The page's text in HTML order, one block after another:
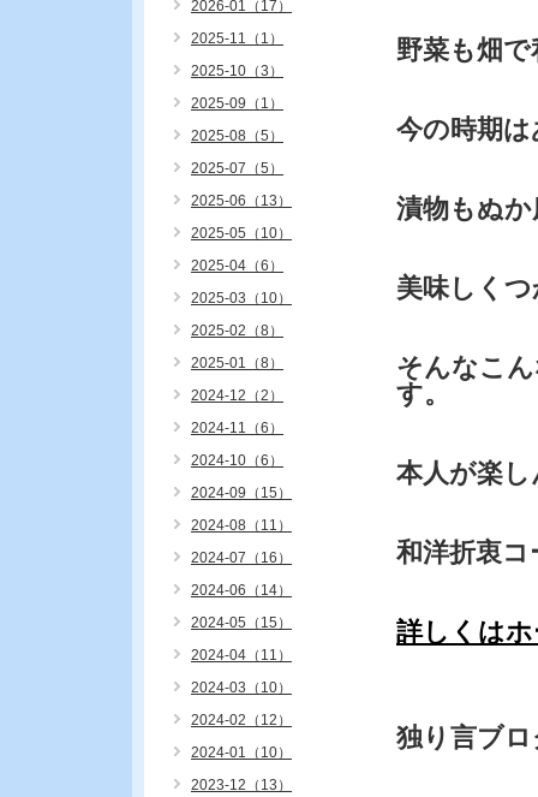
野菜も畑
今の時期
漬物もぬ
美味しく
そんなこ
す。
本人が楽
和洋折衷コ
詳しくは
独り言ブロ
2026-01（17）
2025-11（1）
2025-10（3）
2025-09（1）
2025-08（5）
2025-07（5）
2025-06（13）
2025-05（10）
2025-04（6）
2025-03（10）
2025-02（8）
2025-01（8）
2024-12（2）
2024-11（6）
2024-10（6）
2024-09（15）
2024-08（11）
2024-07（16）
2024-06（14）
2024-05（15）
2024-04（11）
2024-03（10）
2024-02（12）
2024-01（10）
2023-12（13）